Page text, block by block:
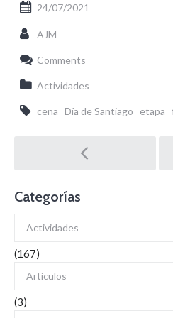
24/07/2021
AJM
Comments
Actividades
cena Día de Santiago etapa
Post
navigation
Categorías
Actividades
(167)
Artículos
(3)